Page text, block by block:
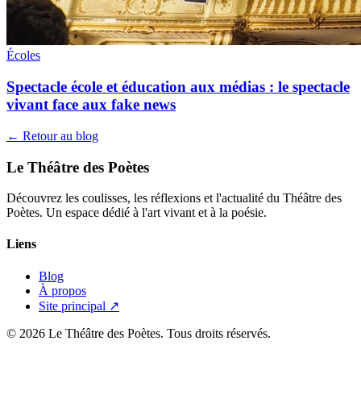
Écoles
Spectacle école et éducation aux médias : le spectacle
vivant face aux fake news
← Retour au blog
Le Théâtre des Poètes
Découvrez les coulisses, les réflexions et l'actualité du Théâtre des
Poètes. Un espace dédié à l'art vivant et à la poésie.
Liens
Blog
À propos
Site principal ↗
© 2026 Le Théâtre des Poètes. Tous droits réservés.